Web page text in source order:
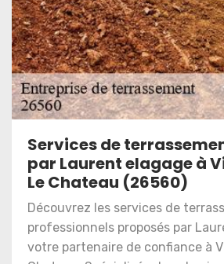
Services de
par Laurent elagage à
Le Chateau (26560)
Découvrez les services de
professionnels proposés par
votre partenaire de confiance à